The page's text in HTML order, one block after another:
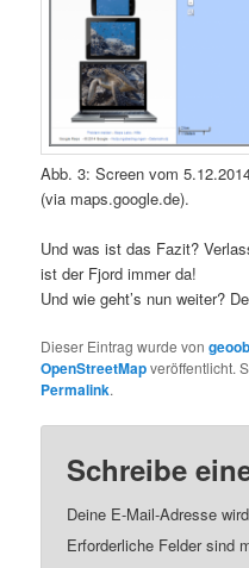
Abb. 3: Screen vom
(via maps.google.de).
Und was ist das Fazit?
ist der Fjord immer da!
Und wie geht’s nun weiter?
Dieser Eintrag wurde von
OpenStreetMapveröffentlicht.
Permalink.
Schreibe
Deine E-Mail-Adresse
Erforderliche Felder sind